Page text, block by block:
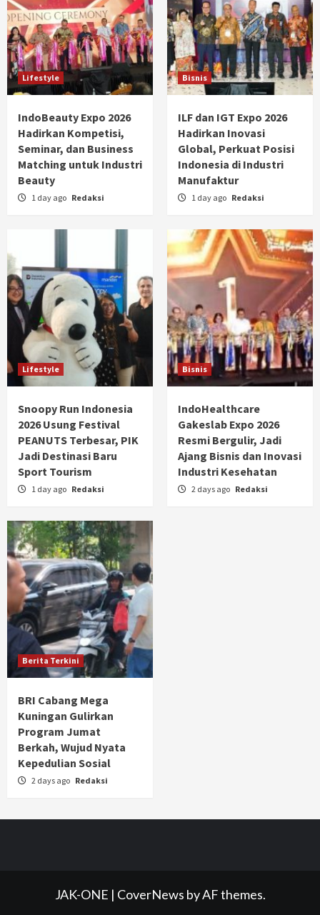
Lifestyle
IndoBeauty Expo 2026
Hadirkan Kompetisi,
Seminar, dan Business
Matching untuk Industri
Beauty
1 day ago Redaksi
Bisnis
ILF dan IGT Expo 2026
Hadirkan Inovasi
Global, Perkuat Posisi
Indonesia di Industri
Manufaktur
1 day ago Redaksi
Lifestyle
Snoopy Run Indonesia
2026 Usung Festival
PEANUTS Terbesar, PIK
Jadi Destinasi Baru
Sport Tourism
1 day ago Redaksi
Bisnis
IndoHealthcare
Gakeslab Expo 2026
Resmi Bergulir, Jadi
Ajang Bisnis dan Inovasi
Industri Kesehatan
2 days ago Redaksi
Berita Terkini
BRI Cabang Mega
Kuningan Gulirkan
Program Jumat
Berkah, Wujud Nyata
Kepedulian Sosial
2 days ago Redaksi
JAK-ONE | CoverNews by AF themes.